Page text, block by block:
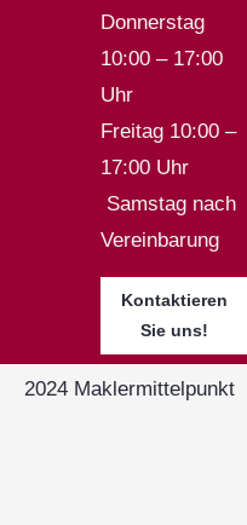
Donnerstag
10:00 – 17:00
Uhr
Freitag 10:00 –
17:00 Uhr
Samstag nach
Vereinbarung
Kontaktieren
Sie uns!
2024 Maklermittelpunkt